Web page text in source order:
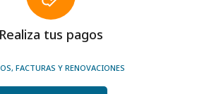
Realiza tus pagos
FACTURAS Y RENOVACIONES